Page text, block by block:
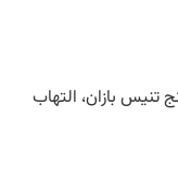
بازان، التهاب